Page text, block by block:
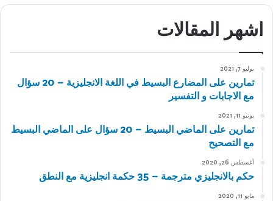
اشهر المقالات
يوليو 7, 2021
تمارين على المضارع البسيط في اللغة الانجليزية – 20 سؤال
مع الاجابات و التفسير
يونيو 11, 2021
تمارين على الماضي البسيط – 20 سؤال على الماضي البسيط
مع التصحيح
أغسطس 26, 2020
حكم بالانجليزي مترجمة – 35 حكمة انجليزية مع النطق
مايو 11, 2020